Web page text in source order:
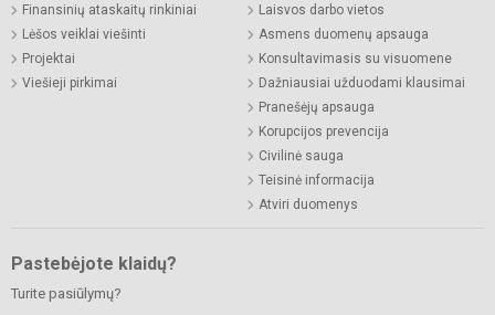
Finansinių ataskaitų rinkiniai
Lėšos veiklai viešinti
Projektai
Viešieji pirkimai
Laisvos darbo vietos
Asmens duomenų apsauga
Konsultavimasis su visuomene
Dažniausiai užduodami klausimai
Pranešėjų apsauga
Korupcijos prevencija
Civilinė sauga
Teisinė informacija
Atviri duomenys
Pastebėjote klaidų?
Turite pasiūlymų?